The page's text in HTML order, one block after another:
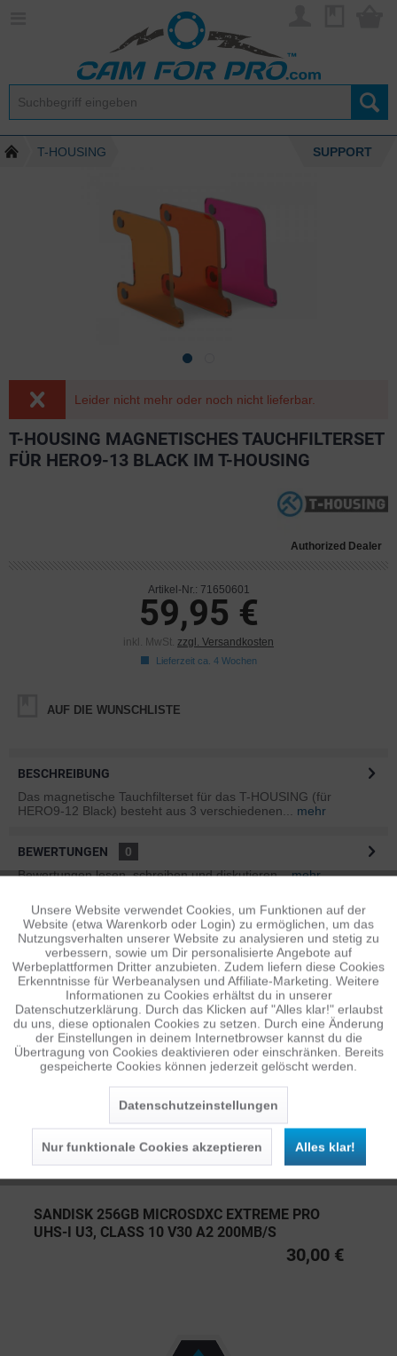
T-HOUSING SUPPORT
Leider nicht mehr oder noch nicht lieferbar.
T-HOUSING MAGNETISCHES TAUCHFILTERSET
FÜR HERO9-13 BLACK IM T-HOUSING
Authorized Dealer
Artikel-Nr.: 71650601
59,95 €
inkl. MwSt. zzgl. Versandkosten
Lieferzeit ca. 4 Wochen
AUF DIE WUNSCHLISTE
BESCHREIBUNG
Das magnetische Tauchfilterset für das T-HOUSING (für
HERO9-12 Black) besteht aus 3 verschiedenen...
mehr
BEWERTUNGEN
0
Bewertungen lesen, schreiben und diskutieren...mehr
ÄHNLICHE ARTIKEL
Diese Artikel sind dem Produkt ähnlich ...mehr
Persönliche Empfehlungen
SANDISK 256GB MICROSDXC EXTREME PRO
UHS-I U3, CLASS 10 V30 A2 200MB/S
30,00 €
Funktionale Aktiv
Tracking Inaktiv
Personalisierung Inaktiv
Service Inaktiv
Unsere Website verwendet Cookies, um Funktionen auf der
Website (etwa Warenkorb oder Login) zu ermöglichen, um das
Nutzungsverhalten unserer Website zu analysieren und stetig zu
verbessern, sowie um Dir personalisierte Angebote auf
Werbeplattformen Dritter anzubieten. Zudem liefern diese Cookies
Erkenntnisse für Werbeanalysen und Affiliate-Marketing. Weitere
Informationen zu Cookies erhältst du in unserer
Datenschutzerklärung. Durch das Klicken auf "Alles klar!" erlaubst
du uns, diese optionalen Cookies zu setzen. Durch eine Änderung
der Einstellungen in deinem Internetbrowser kannst du die
Übertragung von Cookies deaktivieren oder einschränken. Bereits
gespeicherte Cookies können jederzeit gelöscht werden.
Datenschutzeinstellungen
Nur funktionale Cookies akzeptieren Alles klar!